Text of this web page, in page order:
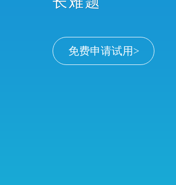
协同，显著提升